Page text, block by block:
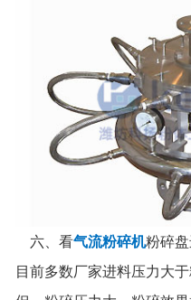
六、看气流粉碎机粉碎
目前多数厂家进料压力大